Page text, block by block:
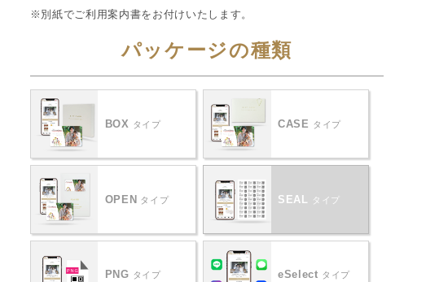
※別紙でご利用案内書をお付けいたします。
パッケージの種類
BOX タイプ CASE タイプ
OPEN タイプ SEAL タイプ
PNG タイプ eSelect タイプ